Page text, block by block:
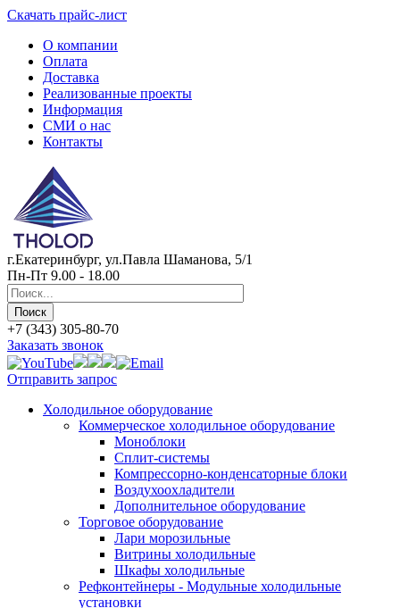
Скачать прайс-лист
О компании
Оплата
Доставка
Реализованные проекты
Информация
СМИ о нас
Контакты
г.Екатеринбург, ул.Павла Шаманова, 5/1
Пн-Пт 9.00 - 18.00
+7 (343) 305-80-70
Заказать звонок
Отправить запрос
Холодильное оборудование
Коммерческое холодильное оборудование
Моноблоки
Сплит-системы
Компрессорно-конденсаторные блоки
Воздухоохладители
Дополнительное оборудование
Торговое оборудование
Лари морозильные
Витрины холодильные
Шкафы холодильные
Рефконтейнеры - Модульные холодильные
установки